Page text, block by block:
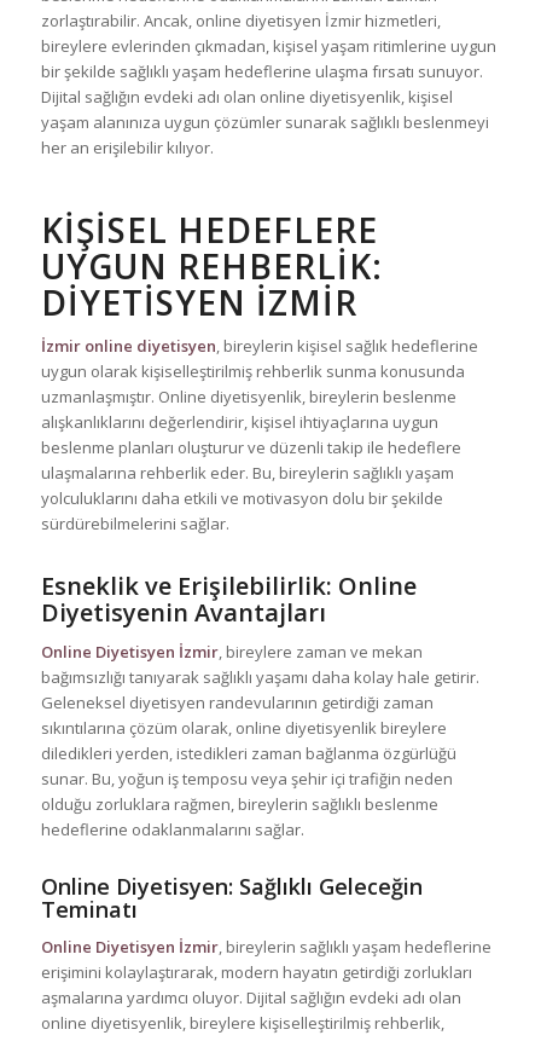
zorlaştırabilir. Ancak, online diyetisyen İzmir hizmetleri,
bireylere evlerinden çıkmadan, kişisel yaşam ritimlerine uygun
bir şekilde sağlıklı yaşam hedeflerine ulaşma fırsatı sunuyor.
Dijital sağlığın evdeki adı olan online diyetisyenlik, kişisel
yaşam alanınıza uygun çözümler sunarak sağlıklı beslenmeyi
her an erişilebilir kılıyor.
KIŞISEL HEDEFLERE
UYGUN REHBERLIK:
DIYETISYEN İZMIR
İzmir online diyetisyen, bireylerin kişisel sağlık hedeflerine
uygun olarak kişiselleştirilmiş rehberlik sunma konusunda
uzmanlaşmıştır. Online diyetisyenlik, bireylerin beslenme
alışkanlıklarını değerlendirir, kişisel ihtiyaçlarına uygun
beslenme planları oluşturur ve düzenli takip ile hedeflere
ulaşmalarına rehberlik eder. Bu, bireylerin sağlıklı yaşam
yolculuklarını daha etkili ve motivasyon dolu bir şekilde
sürdürebilmelerini sağlar.
Esneklik ve Erişilebilirlik: Online
Diyetisyenin Avantajları
Online Diyetisyen İzmir, bireylere zaman ve mekan
bağımsızlığı tanıyarak sağlıklı yaşamı daha kolay hale getirir.
Geleneksel diyetisyen randevularının getirdiği zaman
sıkıntılarına çözüm olarak, online diyetisyenlik bireylere
diledikleri yerden, istedikleri zaman bağlanma özgürlüğü
sunar. Bu, yoğun iş temposu veya şehir içi trafiğin neden
olduğu zorluklara rağmen, bireylerin sağlıklı beslenme
hedeflerine odaklanmalarını sağlar.
Online Diyetisyen: Sağlıklı Geleceğin
Teminatı
Online Diyetisyen İzmir, bireylerin sağlıklı yaşam hedeflerine
erişimini kolaylaştırarak, modern hayatın getirdiği zorlukları
aşmalarına yardımcı oluyor. Dijital sağlığın evdeki adı olan
online diyetisyenlik, bireylere kişiselleştirilmiş rehberlik,